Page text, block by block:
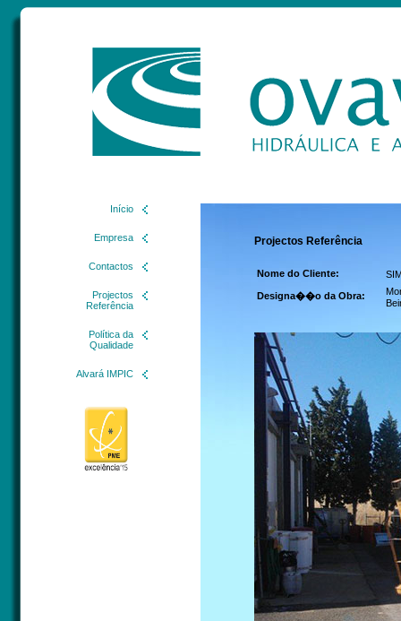
Início
Empresa
Contactos
Projectos
Referência
Política da
Qualidade
Alvará IMPIC
Projectos Referência
Nome do Cliente:
Designa��o da Obra: